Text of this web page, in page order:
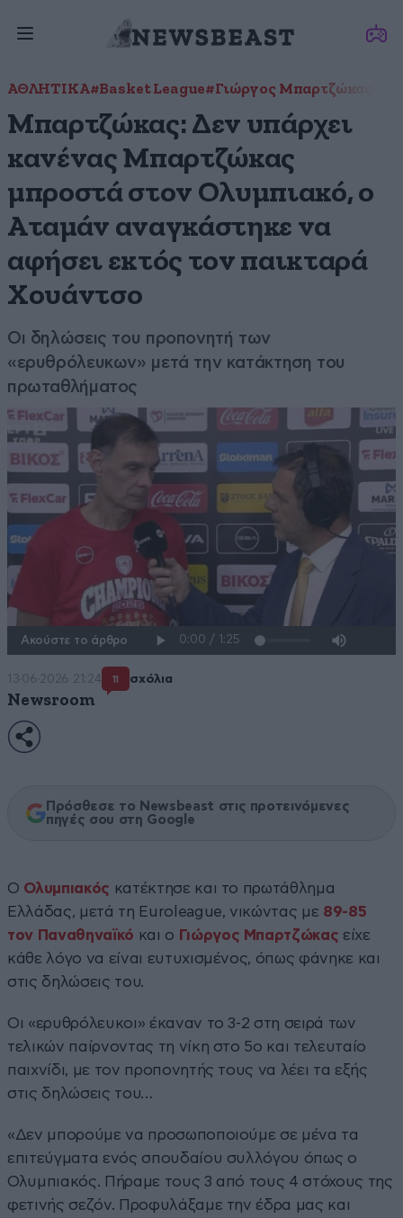
ΑΘΛΗΤΙΚΑ#Basket League#Γιώργος Μπαρτζώκας
Μπαρτζώκας: Δεν υπάρχει
κανένας Μπαρτζώκας
μπροστά στον Ολυμπιακό, ο
Αταμάν αναγκάστηκε να
αφήσει εκτός τον παικταρά
Χουάντσο
Οι δηλώσεις του προπονητή των
«ερυθρόλευκων» μετά την κατάκτηση του
πρωταθλήματος
Ακούστε το άρθρο
13·06·2026 21:24 11 σχόλια
Newsroom
Πρόσθεσε το Newsbeast στις προτεινόμενες
πηγές σου στη Google
Ο Ολυμπιακός κατέκτησε και το πρωτάθλημα
Ελλάδας, μετά τη Euroleague, νικώντας με 89-85
τον Παναθηναϊκό και ο Γιώργος Μπαρτζώκας είχε
κάθε λόγο να είναι ευτυχισμένος, όπως φάνηκε και
στις δηλώσεις του.
Οι «ερυθρόλευκοι» έκαναν το 3-2 στη σειρά των
τελικών παίρνοντας τη νίκη στο 5ο και τελευταίο
παιχνίδι, με τον προπονητής τους να λέει τα εξής
στις δηλώσεις του…
«Δεν μπορούμε να προσωποποιούμε σε μένα τα
επιτεύγματα ενός σπουδαίου συλλόγου όπως ο
Ολυμπιακός. Πήραμε τους 3 από τους 4 στόχους της
φετινής σεζόν. Προφυλάξαμε την έδρα μας και